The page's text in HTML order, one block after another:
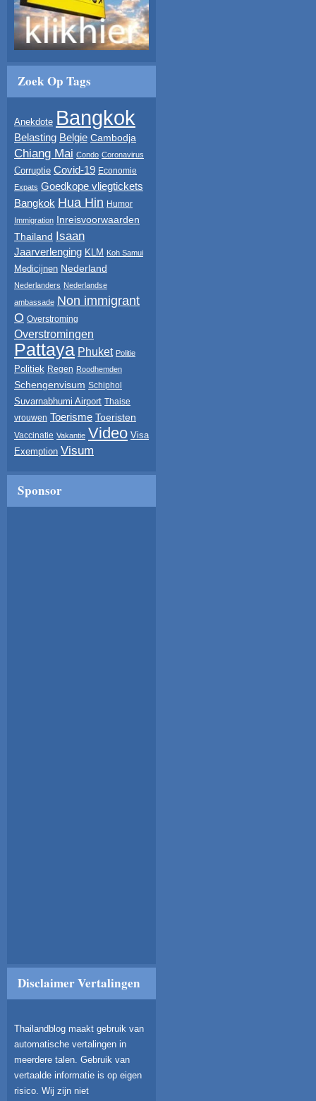
Zoek Op Tags
Anekdote Bangkok
Belasting Belgie Cambodja
Chiang Mai Condo Coronavirus
Corruptie Covid-19 Economie
Expats Goedkope vliegtickets
Bangkok Hua Hin Humor
Immigration Inreisvoorwaarden
Thailand Isaan
Jaarverlenging KLM Koh Samui
Medicijnen Nederland
Nederlanders Nederlandse
ambassade Non immigrant
O Overstroming
Overstromingen
Pattaya Phuket Politie
Politiek Regen Roodhemden
Schengenvisum Schiphol
Suvarnabhumi Airport Thaise
vrouwen Toerisme Toeristen
Vaccinatie Vakantie Video Visa
Exemption Visum
Sponsor
Disclaimer Vertalingen
Thailandblog maakt gebruik van
automatische vertalingen in
meerdere talen. Gebruik van
vertaalde informatie is op eigen
risico. Wij zijn niet